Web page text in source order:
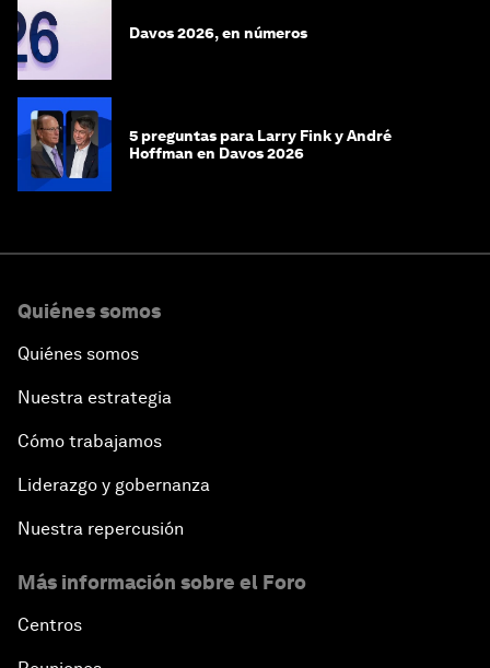
Davos 2026, en números
5 preguntas para Larry Fink y André
Hoffman en Davos 2026
Quiénes somos
Quiénes somos
Nuestra estrategia
Cómo trabajamos
Liderazgo y gobernanza
Nuestra repercusión
Más información sobre el Foro
Centros